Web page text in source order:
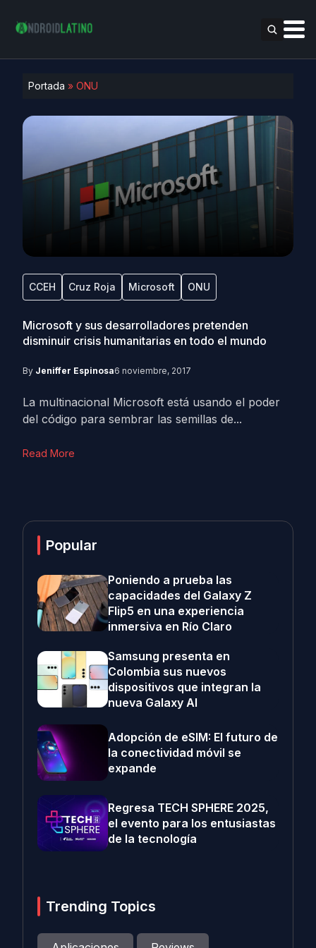
Portada » ONU
CCEH Cruz Roja Microsoft ONU
Microsoft y sus desarrolladores pretenden
disminuir crisis humanitarias en todo el mundo
By Jeniffer Espinosa6 noviembre, 2017
La multinacional Microsoft está usando el poder
del código para sembrar las semillas de...
Read More
Popular
Poniendo a prueba las
capacidades del Galaxy Z
Flip5 en una experiencia
inmersiva en Río Claro
Samsung presenta en
Colombia sus nuevos
dispositivos que integran la
nueva Galaxy AI
Adopción de eSIM: El futuro de
la conectividad móvil se
expande
Regresa TECH SPHERE 2025,
el evento para los entusiastas
de la tecnología
Trending Topics